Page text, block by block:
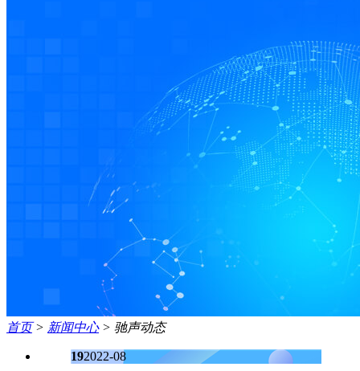
首页> 新闻中心> 驰声动态
192022-08